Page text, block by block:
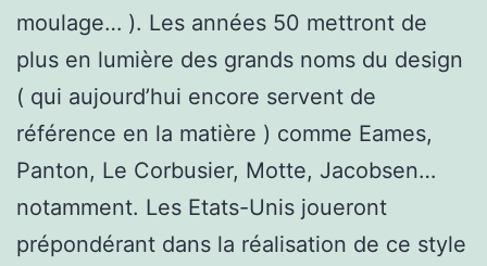
moulage… ). Les années 50 mettront de
plus en lumière des grands noms du design
( qui aujourd’hui encore servent de
référence en la matière ) comme Eames,
Panton, Le Corbusier, Motte, Jacobsen…
notamment. Les Etats-Unis joueront
prépondérant dans la réalisation de ce style